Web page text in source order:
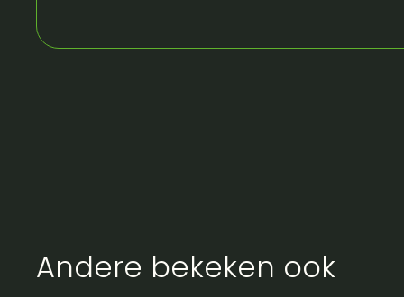
Andere bekeken ook